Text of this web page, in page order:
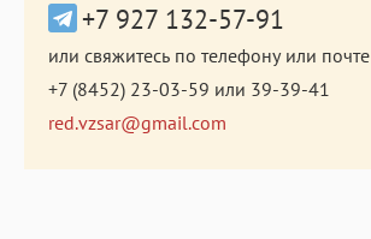
+7 927 132-57-91
или свяжитесь по телефону или почте
+7 (8452) 23-03-59 или 39-39-41
red.vzsar@gmail.com